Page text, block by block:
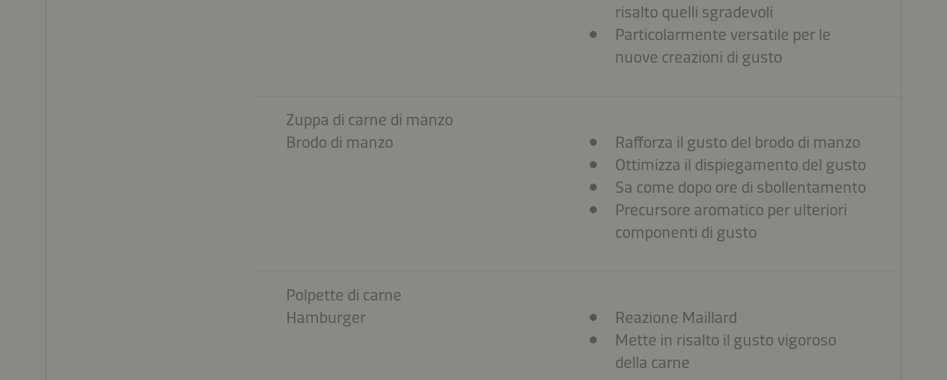
risalto quelli sgradevoli
Particolarmente versatile per le
nuove creazioni di gusto
Zuppa di carne di manzo
Brodo di manzo
Rafforza il gusto del brodo di manzo
Ottimizza il dispiegamento del gusto
Sa come dopo ore di sbollentamento
Precursore aromatico per ulteriori
componenti di gusto
Polpette di carne
Hamburger
Reazione Maillard
Mette in risalto il gusto vigoroso
della carne